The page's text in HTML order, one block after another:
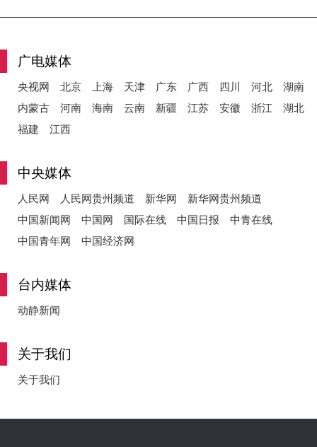
广电媒体
央视网 北京 上海 天津 广东 广西 四川 河北
湖南
内蒙古
河南 海南 云南 新疆 江苏 安徽 浙江
湖北
福建
江西
中央媒体
人民网 人民网贵州频道 新华网
新华网贵州频道
中国新闻网
中国网 国际在线 中国日报
中青在线
中国青年网
中国经济网
台内媒体
动静新闻
关于我们
关于我们